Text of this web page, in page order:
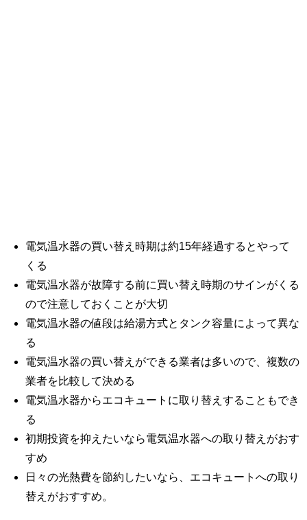
電気温水器の買い替え時期は約15年経過するとやって
くる
電気温水器が故障する前に買い替え時期のサインがくる
ので注意しておくことが大切
電気温水器の値段は給湯方式とタンク容量によって異な
る
電気温水器の買い替えができる業者は多いので、複数の
業者を比較して決める
電気温水器からエコキュートに取り替えすることもでき
る
初期投資を抑えたいなら電気温水器への取り替えがおす
すめ
日々の光熱費を節約したいなら、エコキュートへの取り
替えがおすすめ。